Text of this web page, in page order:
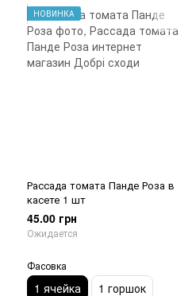
НОВИНКА
Рассада томата Панде Роза в
касете 1 шт
45.00 грн
Ожидается
Фасовка
1 ячейка 1 горшок